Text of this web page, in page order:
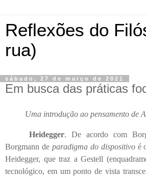
Reflexões do
rua)
sábado, 27 de março de 2021
Em busca das práticas
Uma introdução ao pensamento de
Heidegger. De acordo com
Borgmann de paradigma do dispositivoé
Heidegger, que traz a Gestell
tecnológico, em um ponto de vista